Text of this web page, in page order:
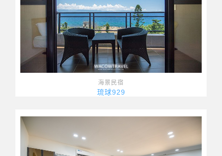
海景民宿
琉球929